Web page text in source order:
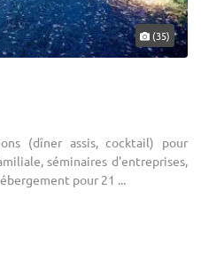
(35)
(dîner assis, cocktail) pour
séminaires d'entreprises,
pour 21 ...